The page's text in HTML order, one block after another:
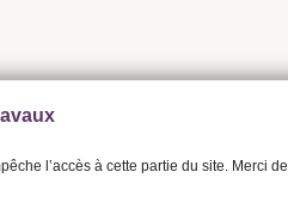
l’accès à cette partie du site. Merci de